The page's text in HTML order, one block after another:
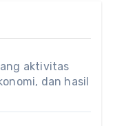
aktivitas
dan hasil